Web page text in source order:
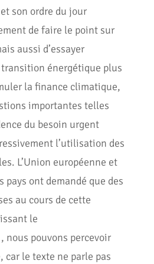
son ordre du jour
de faire le point sur
aussi d’essayer
transition énergétique plus
la finance climatique,
importantes telles
du besoin urgent
l’utilisation des
L’Union européenne et
pays ont demandé que des
au cours de cette
le
nous pouvons percevoir
car le texte ne parle pas